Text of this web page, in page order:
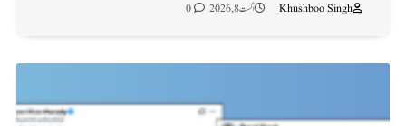
Khushboo Singh
اگست 8, 2026 0